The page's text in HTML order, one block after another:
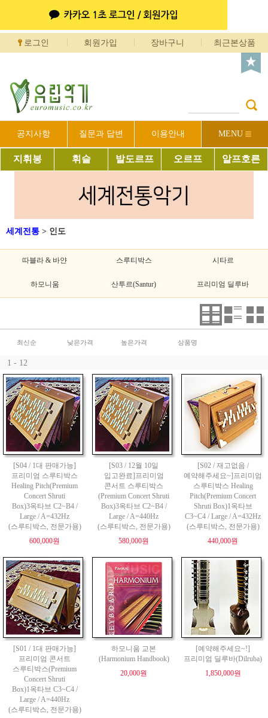
로그인 회원가입 장바구니 최근본상품
공지사항 질문과 답변 이용안내 MENU
지휘봉 휘슬 발도르프 오르프 알프호른
세계전통 > 인도
따블라 & 바얀 스루티박스 시타르
하모니움 산투르(Santur) 프리미엄 딜루바
최신순 낮은가격 높은가격 상품명
1 - 12
[S04 / 1대 판매가능]
프리미엄 스루티박스
Healing Pitch(Premium
Concert Shruti
Box)3옥타브 C2~B4 /
Large / A=432Hz
(스루티박스, 전문가용)
600,000원
[S03 / 12월 10일
입고완료]프리미엄
콘서트 스루티박스
(Premium Concert Shruti
Box)3옥타브 C2~B4 /
Large / A=440Hz
(스루티박스, 전문가용)
580,000원
[S02 / 재고없음 /
예약해주세요~]프리미엄
스루티박스 Healing
Pitch(Premium Concert
Shruti Box)1옥타브
C3~C4 / Large / A=432Hz
(스루티박스, 전문가용)
440,000원
[S01 / 1대 판매가능]
프리미엄 콘서트
스루티박스(Premium
Concert Shruti
Box)1옥타브 C3~C4 /
Large / A=440Hz
(스루티박스, 전문가용)
하모니움 교본
(Harmonium Handbook)
20,000원
[예약해주세요~!]
프리미엄 딜루바(Dilruba)
1,850,000원